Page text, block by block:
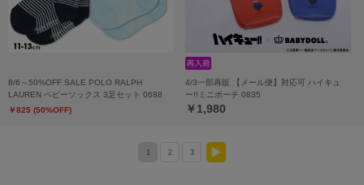
8/6～50%OFF SALE POLO RALPH
LAUREN ベビーソックス 3足セット 0688
￥825 (50%OFF)
4/3一部再販 【メール便】対応可 ハイキュ
ー!!ミニポーチ 0835
￥1,980
1 2 3